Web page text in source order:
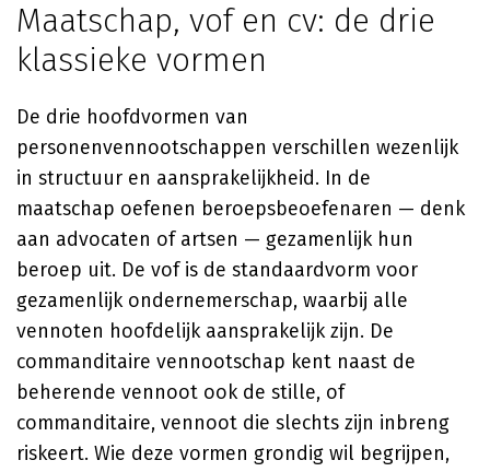
Maatschap, vof en cv: de drie
klassieke vormen
De drie hoofdvormen van
personenvennootschappen verschillen wezenlijk
in structuur en aansprakelijkheid. In de
maatschap oefenen beroepsbeoefenaren — denk
aan advocaten of artsen — gezamenlijk hun
beroep uit. De vof is de standaardvorm voor
gezamenlijk ondernemerschap, waarbij alle
vennoten hoofdelijk aansprakelijk zijn. De
commanditaire vennootschap kent naast de
beherende vennoot ook de stille, of
commanditaire, vennoot die slechts zijn inbreng
riskeert. Wie deze vormen grondig wil begrijpen,